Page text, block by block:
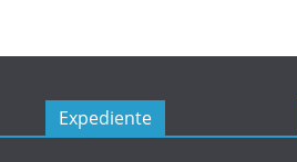
Expediente